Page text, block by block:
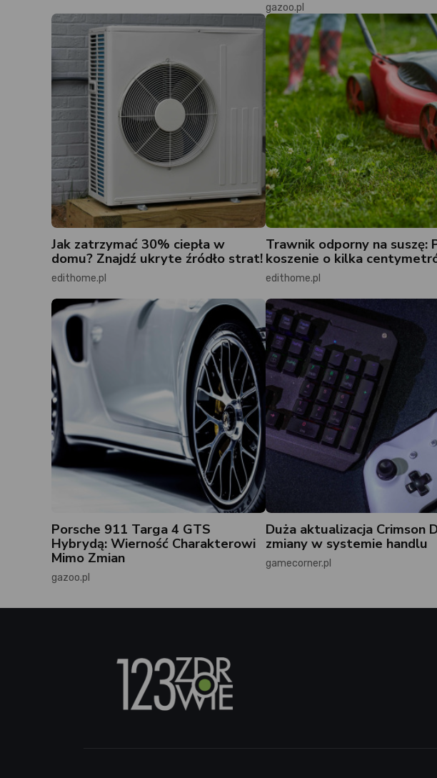
gazoo.pl
Jak zatrzymać 30% ciepła w
domu? Znajdź ukryte źródło strat!
edithome.pl
Trawnik odporny na suszę:
koszenie o kilka
edithome.pl
Porsche 911 Targa 4 GTS
Hybrydą: Wierność Charakterowi
Mimo Zmian
gazoo.pl
Duża aktualizacja Crimson
zmiany w systemie handlu
gamecorner.pl